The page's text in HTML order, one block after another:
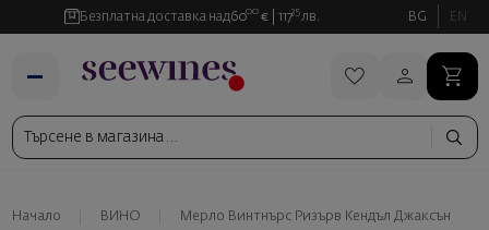
Безплатна доставка над6000 € 11735 лв. BG EN
Начало ВИНО Мерло Винтнърс Ризърв Кендъл Джаксън